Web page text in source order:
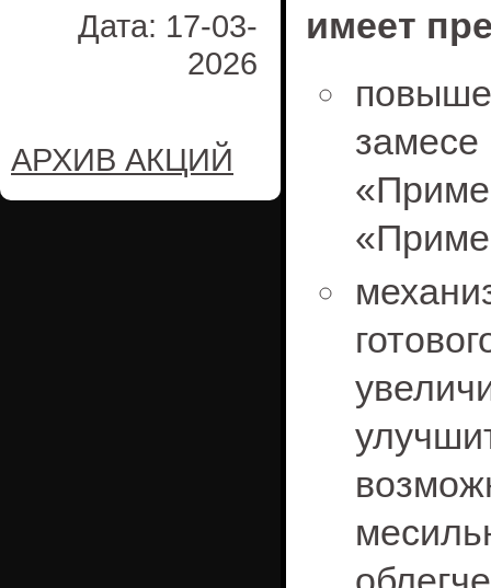
Дата: 17-03-
2026
АРХИВ АКЦИЙ
имеет